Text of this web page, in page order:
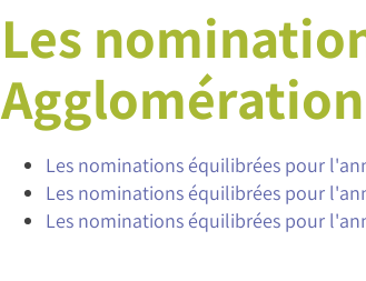
Les
Agglomération
Les nominations équilibrées pour
Les nominations équilibrées pour
Les nominations équilibrées pour